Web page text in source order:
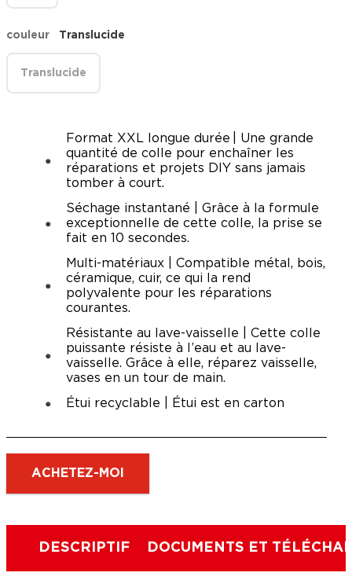
couleur Translucide
Translucide
Format XXL longue durée | Une grande
quantité de colle pour enchaîner les
réparations et projets DIY sans jamais
tomber à court.
Séchage instantané | Grâce à la formule
exceptionnelle de cette colle, la prise se
fait en 10 secondes.
Multi-matériaux | Compatible métal, bois,
céramique, cuir, ce qui la rend
polyvalente pour les réparations
courantes.
Résistante au lave-vaisselle | Cette colle
puissante résiste à l’eau et au lave-
vaisselle. Grâce à elle, réparez vaisselle,
vases en un tour de main.
Étui recyclable | Étui est en carton
ACHETEZ-MOI
DESCRIPTIF DOCUMENTS ET